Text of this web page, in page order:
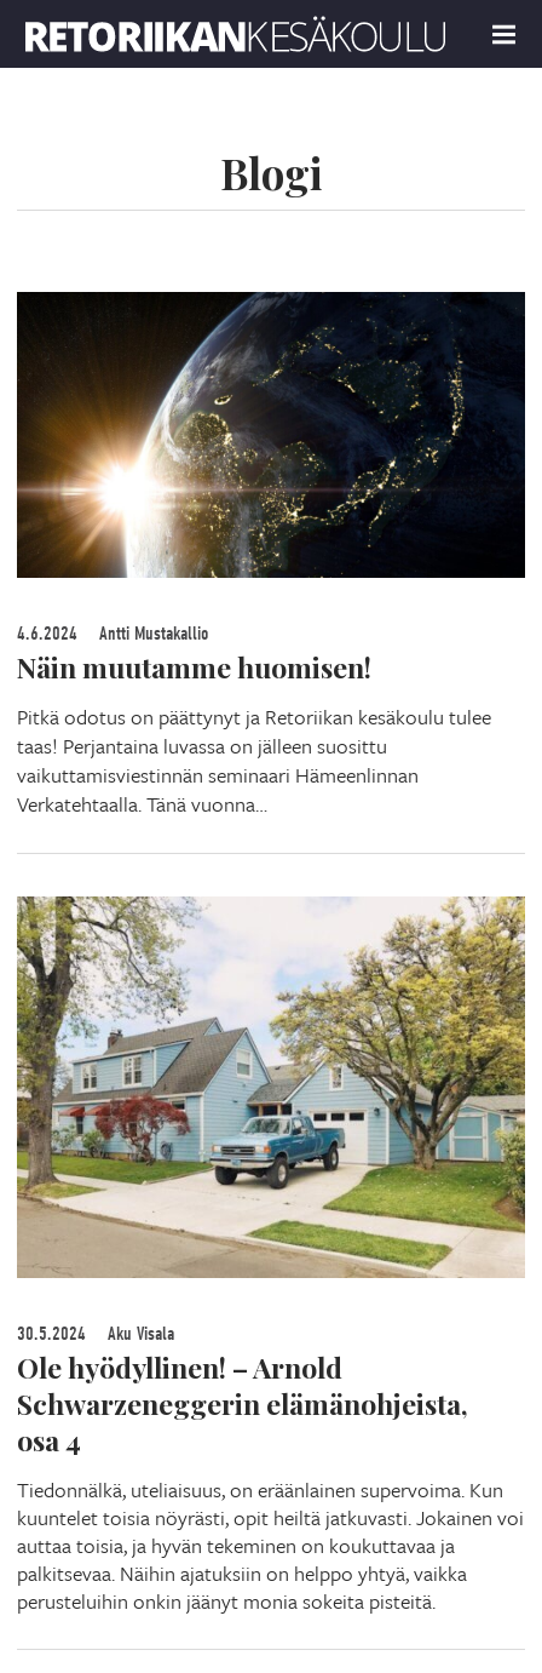
MENU
Blogi
4.6.2024 Antti Mustakallio
Näin muutamme huomisen!
Pitkä odotus on päättynyt ja Retoriikan kesäkoulu tulee
taas! Perjantaina luvassa on jälleen suosittu
vaikuttamisviestinnän seminaari Hämeenlinnan
Verkatehtaalla. Tänä vuonna…
30.5.2024 Aku Visala
Ole hyödyllinen! – Arnold
Schwarzeneggerin elämänohjeista,
osa 4
Tiedonnälkä, uteliaisuus, on eräänlainen supervoima. Kun
kuuntelet toisia nöyrästi, opit heiltä jatkuvasti. Jokainen voi
auttaa toisia, ja hyvän tekeminen on koukuttavaa ja
palkitsevaa. Näihin ajatuksiin on helppo yhtyä, vaikka
perusteluihin onkin jäänyt monia sokeita pisteitä.